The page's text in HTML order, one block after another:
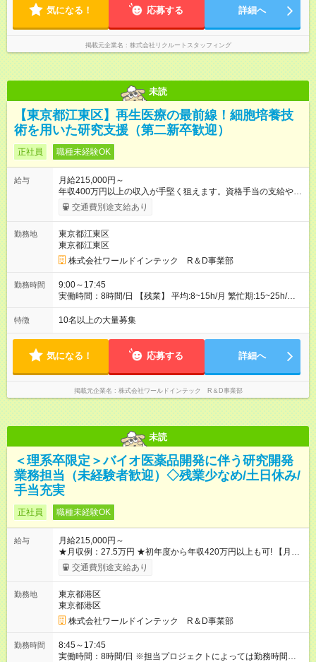
気になる！ 応募する 詳細へ
掲載元企業名 株式会社リクルートスタッフィング
未読
【東京都江東区】再生医療の最前線！細胞培養技
術を用いた研究支援（第二新卒歓迎）
正社員 職種未経験OK
給与
月給215,000円～
年収400万円以上の収入が手堅く狙えます。資格手当の支給や、
年2回分の帰省費用全額負担も! ※1 規定あり ※2 賞与年2回支給
（昨年度実績は約3.8ヶ月分）。 ★あなたの頑張りを給与に反
結果、配属先での評価などを給与に反映。研究者としての努力
がしっかり報われる体制です！ ◎残業代は別途全額支給いたし
ます。 ◎年齢、スキル、適性などを考慮のうえ決定します。
【試用期間】試用期間あり 試用期間の長さ：3ヶ月 雇用形態、
給与は本採用時と同じです。
交通費別途支給あり
勤務地
東京都江東区
東京都江東区
株式会社ワールドインテック R＆D事業部
勤務時間
9:00～17:45
実働時間：8時間/日 【残業】 平均:8~15h/⽉ 繁忙期:15~25h/⽉
※勤務日は⽕曜日～⼟曜日 ※担当プロジェクトによっては勤務時
間が異なる事もありますので、双方合意の上で決定いたしま
特徴 10名以上の大量募集
気になる！ 応募する 詳細へ
掲載元企業名 株式会社ワールドインテック R＆D事業部
未読
＜理系卒限定＞バイオ医薬品開発に伴う研究開発
業務担当（未経験者歓迎）◇残業少なめ/土日休み/
手当充実
正社員 職種未経験OK
給与
月給215,000円～
★月収例：27.5万円 ★初年度から年収420万円以上も可! 【月
給】21万5000円×12ヶ月 【家賃補助】6.7万円×12ヶ月 ※最大
【賞与】4ヶ月分（4.5ヶ月分の実績も!）
この収入が手堅く狙えます。資格手当の支給や、年2回分の帰省
費用全額負担も! ★あなたの頑張りを給与に反映！ 案件ごとでは
なく、スキルの向上・資格取得・社内試験の結果、配属先での
評価などを給与に反映。研究者としての努力がしっかり報われ
る体制です！ ※別途賞与年2回支給（昨年度実績は約3.8～4.5ヶ
月分）。 ※残業代は別途全額支給いたします。 ※年齢、スキ
交通費別途支給あり
勤務地
東京都港区
東京都港区
株式会社ワールドインテック R＆D事業部
勤務時間
8:45～17:45
実働時間：8時間/日 ※担当プロジェクトによっては勤務時間が異